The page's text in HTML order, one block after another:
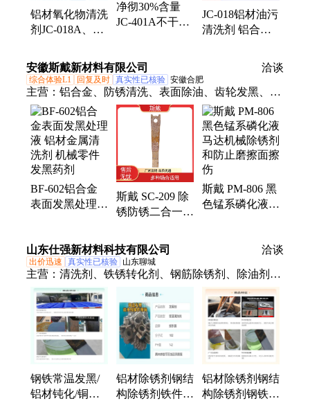
铝材氧化物清洗
剂JC-018A、压
洁、铝型材发黑
去除
净彻30%含量
JC-401A不干胶
去污
JC-018铝材油污
清洗剂 铝合金
压铸铝氧化物处
理材料
安徽斯戴新材料有限公司 洽谈
综合体验L1 回复及时 真实性已核验 安徽合肥
主营： 铝合金、防锈清洗、表面除油、齿轮发黑、铝
缓蚀剂、防锈发黑剂、水性防锈剂、中性脱漆剂、金
属清洗剂、无泡清洗剂、去锈清洗剂、表面处理剂、
掉漆皮膜剂、金属除锈剂、除锈成膜剂、除锈清洗
剂、酸洗钝化剂、玻璃清洗剂、中性除锈剂、通用皮
膜剂、水性润滑剂、专用无腐蚀、金属挂具除、深蓝
色液体、笔记本外壳
BF-602铝合金
表面发黑处理液
剂
斯戴 SC-209 除
锈防锈二合一
污处理 本色成
膜均匀
斯戴 PM-806 黑
色锰系磷化液
山东仕强新材料科技有限公司 洽谈
出价迅速 真实性已核验 山东聊城
主营： 清洗剂、铁锈转化剂、钢筋除锈剂、除油剂、
除锈剂、除油除锈剂、无铬钝化剂、脱漆剂、脱漆脱
塑剂、SQ-TQS600脱漆脱塑剂、SQ-TX1001铁锈转化
剂、SQ-TX2001G铁锈转化剂、常温发黑剂、石英石
清洗剂、镀镍剂、不锈钢清洗钝化剂、铜件清洗抛光
剂、铝件清洗剂、铜件清洗剂、不锈钢清洗剂、锌系
磷化清洗剂、纳米清洗剂、SQ-CY102除油除锈二合
一、防锈漆、脱水防锈油
钢铁常温发黑/
铝材钝化/铜黄
铝材除锈剂钢结
构除锈剂铁件发
铝材除锈剂钢结
构除锈剂钢铁发